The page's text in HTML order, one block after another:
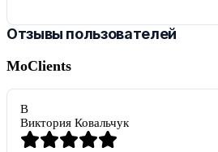
Отзывы пользователей
MoClients
В
Виктория Ковальчук